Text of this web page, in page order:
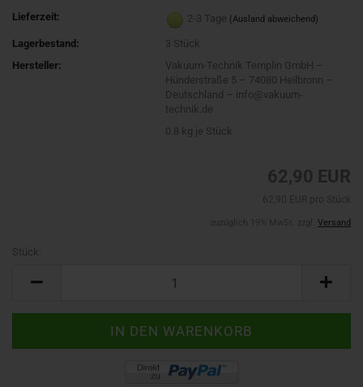
Lieferzeit:
2-3 Tage (Ausland abweichend)
Lagerbestand: 3 Stück
Hersteller:
Vakuum-Technik Templin GmbH –
Hünderstraße 5 – 74080 Heilbronn –
Deutschland – info@vakuum-
technik.de
0.8 kg je Stück
62,90 EUR
Versand
Stück: